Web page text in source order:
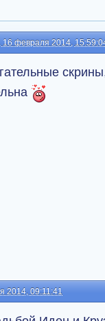
16 февраля 2014,
2014, 09:11:41